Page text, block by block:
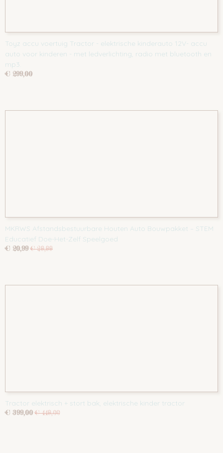
Toyz accu voertuig Tractor - elektrische kinderauto 12V- accu
auto voor kinderen - met ledverlichting, radio met bluetooth en
mp3.
€ 299,00
MKRWS Afstandsbestuurbare Houten Auto Bouwpakket – STEM
Educatief Doe-Het-Zelf Speelgoed
€ 20,99 € 29,99
Tractor elektrisch + stort bak, elektrische kinder tractor
€ 399,00 € 449,00